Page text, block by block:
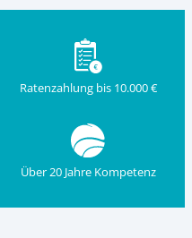
Ratenzahlung bis 10.000 €
Über 20 Jahre Kompetenz